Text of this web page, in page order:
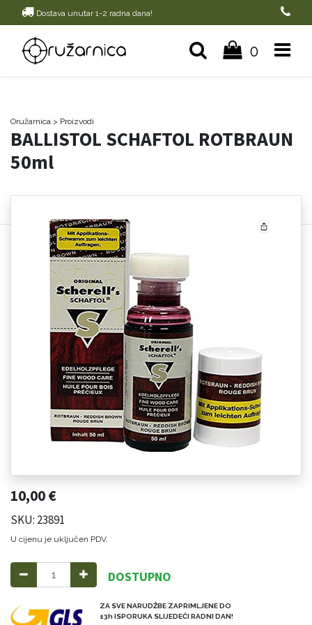
Dostava unutar 1-2 radna dana!
0
Oružarnica > Proizvodi
BALLISTOL SCHAFTOL ROTBRAUN
50ml
10,00€
SKU: 23891
U cijenu je uključen PDV.
DOSTUPNO
ZA SVE NARUDŽBE ZAPRIMLJENE DO
13h ISPORUKA SLIJEDEĆI RADNI DAN!